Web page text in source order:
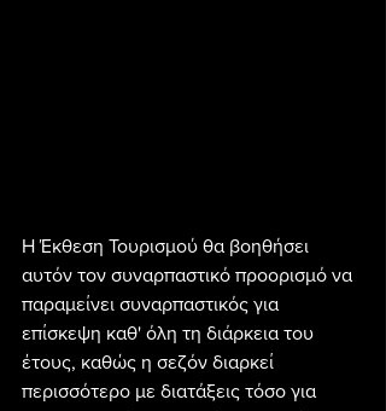
Η Έκθεση Τουρισμού θα βοηθήσει
αυτόν τον συναρπαστικό προορισμό να
παραμείνει συναρπαστικός για
επίσκεψη καθ' όλη τη διάρκεια του
έτους, καθώς η σεζόν διαρκεί
περισσότερο με διατάξεις τόσο για